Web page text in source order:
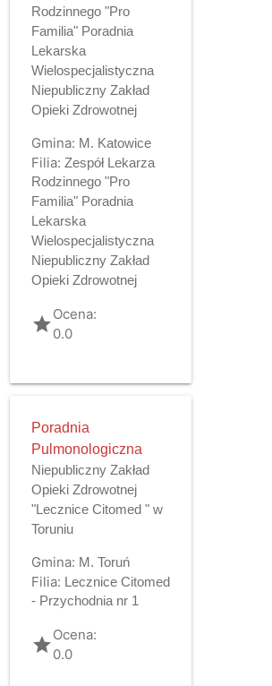
Rodzinnego "Pro
Familia" Poradnia
Lekarska
Wielospecjalistyczna
Niepubliczny Zakład
Opieki Zdrowotnej
Gmina: M. Katowice
Filia: Zespół Lekarza
Rodzinnego "Pro
Familia" Poradnia
Lekarska
Wielospecjalistyczna
Niepubliczny Zakład
Opieki Zdrowotnej
gradeOcena:
0.0
Poradnia
Pulmonologiczna
Niepubliczny Zakład
Opieki Zdrowotnej
"Lecznice Citomed " w
Toruniu
Gmina: M. Toruń
Filia: Lecznice Citomed
- Przychodnia nr 1
gradeOcena:
0.0